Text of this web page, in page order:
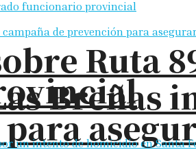
Breñas
Ruta